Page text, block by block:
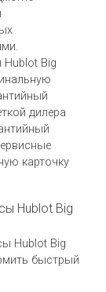
Hublot Big
дилера
карточку
Hublot Big
Hublot Big
быстрый